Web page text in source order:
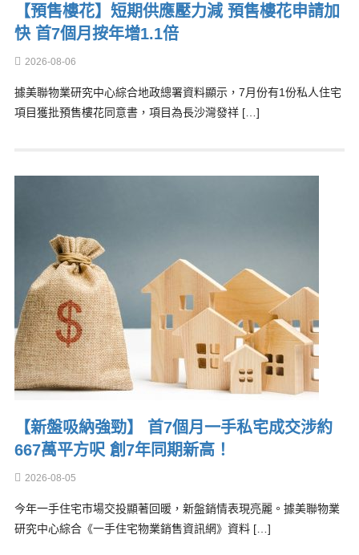
【預售樓花】短期供應壓力減 預售樓花申請加
快 首7個月按年增1.1倍
2026-08-06
據美聯物業研究中心綜合地政總署資料顯示，7月份有1份私人住宅
項目獲批預售樓花同意書，項目為長沙灣發祥 […]
【新盤吸納強勁】 首7個月一手私宅成交涉約
667萬平方呎 創7年同期新高！
2026-08-05
今年一手住宅市場交投顯著回暖，新盤銷情表現亮麗。據美聯物業
研究中心綜合《一手住宅物業銷售資訊網》資料 […]